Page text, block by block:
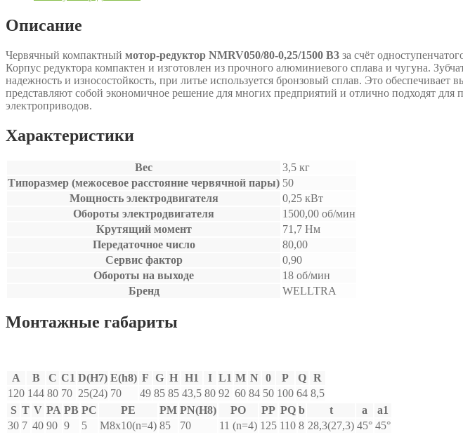
Описание
Червячный компактный мотор-редуктор NMRV050/80-0,25/1500 B3 за счёт
Корпус редуктора компактен и изготовлен из прочного алюминиевого сплава и чугуна.
надежность и износостойкость, при литье используется бронзовый сплав. Это
представляют собой экономичное решение для многих предприятий и отлично подходят
электроприводов.
Характеристики
Вес
3,5 кг
Типоразмер (межосевое расстояние червячной пары) 50
Мощность электродвигателя
0,25 кВт
Обороты электродвигателя
1500,00 об/мин
Крутящий момент
71,7 Нм
Передаточное число
80,00
Сервис фактор
0,90
Обороты на выходе
18 об/мин
Бренд
WELLTRA
Монтажные габариты
A B C C1 D(H7) E(h8) F G H H1 I L1 M N 0 P Q R
120 144 80 70 25(24) 70 49 85 85 43,5 80 92 60 84 50 100 64 8,5
S T V PA PB PC PE PM PN(H8) PO PP PQ b t a
a1
30 7 40 90 9 5 M8x10(n=4) 85 70 11 (n=4) 125 110 8 28,3(27,3) 45° 45°